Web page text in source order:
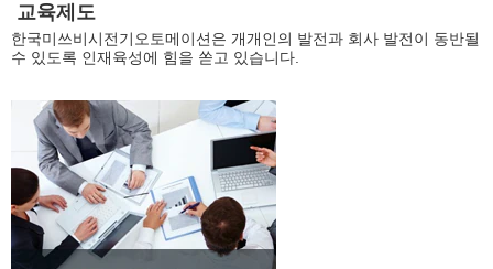
교육제도
한국미쓰비시전기오토메이션은 개개인의 발전과 회사 발전이 동반될
수 있도록 인재육성에 힘을 쏟고 있습니다.